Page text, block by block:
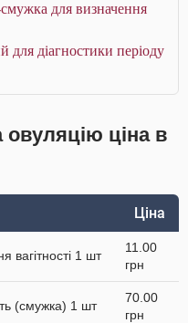
для визначення
для діагностики періоду
овуляцію ціна в
Ціна
вагітності 1 шт
11.00
грн
(смужка) 1 шт
70.00
грн